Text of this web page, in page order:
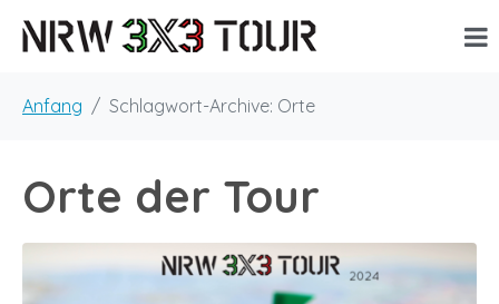
Anfang Schlagwort-Archive: Orte
Orte der Tour